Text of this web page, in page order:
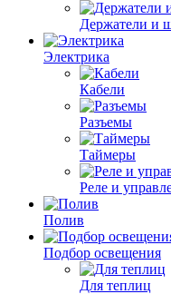
Держатели и
Электрика
Кабели
Разъемы
Таймеры
Реле и
Полив
Подбор освещения
Для теплиц